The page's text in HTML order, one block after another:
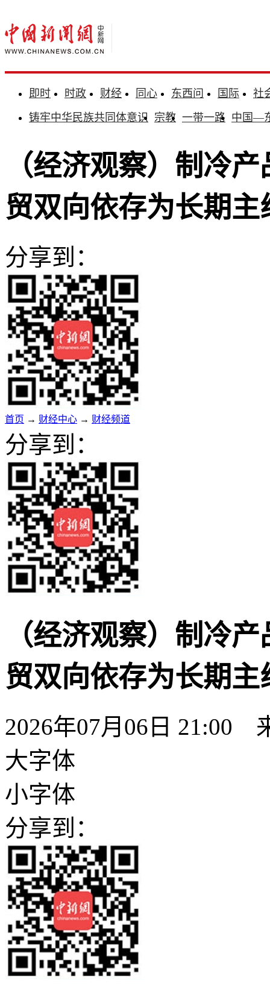
即时 时政 财经 同心 东西问 国际
社
铸牢中华民族共同体意识 宗教 一带一路 中国—
（经济观察）制冷
贸双向依存为长期主
分享到：
首页 → 财经中心 → 财经频道
分享到：
（经济观察）制冷
贸双向依存为长期主
2026年07月06日 21:00
大字体
小字体
分享到：